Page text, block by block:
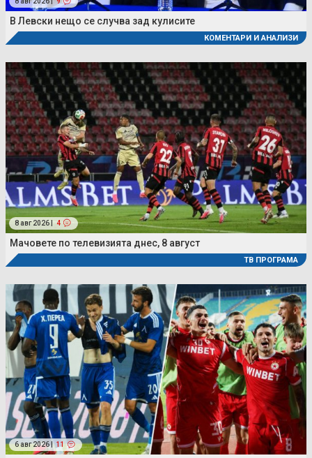
В Левски нещо се случва зад кулисите
КОМЕНТАРИ И АНАЛИЗИ
8 авг 2026 | 4
Мачовете по телевизията днес, 8 август
ТВ ПРОГРАМА
6 авг 2026 | 11